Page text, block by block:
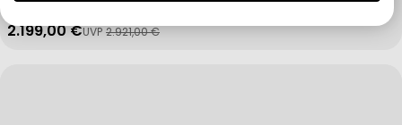
+ Weitere Varianten
Verkaufspreis
2.199,00 €
Regulärer Preis
UVP 2.921,00 €